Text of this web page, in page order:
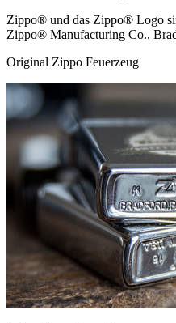
Zippo® und das Zippo® Logo
Zippo® Manufacturing Co.,
Original Zippo Feuerzeug